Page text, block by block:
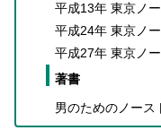
平成13年 東京ノ
平成24年 東京ノ
平成27年 東京ノ
著書
男のためのノース